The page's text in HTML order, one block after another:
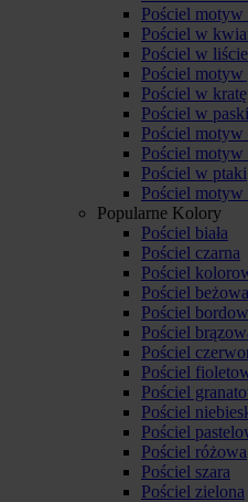
Pościel
Pościel w
Pościel w liście
Pościel
Pościel w kratę
Pościel w paski
Pościel
Pościel
Pościel w ptaki
Pościel
Popularne Kolory
Pościel biała
Pościel czarna
Pościel
Pościel beżowa
Pościel
Pościel
Pościel
Pościel
Pościel
Pościel
Pościel
Pościel różowa
Pościel szara
Pościel zielona